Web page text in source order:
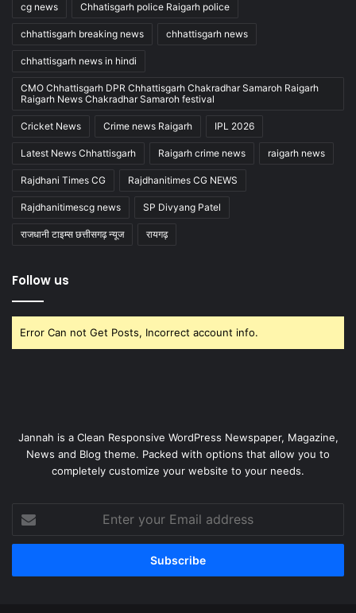
cg news Chhatisgarh police Raigarh police
chhattisgarh breaking news chhattisgarh news
chhattisgarh news in hindi
CMO Chhattisgarh DPR Chhattisgarh Chakradhar Samaroh Raigarh
Raigarh News Chakradhar Samaroh festival
Cricket News Crime news Raigarh IPL 2026
Latest News Chhattisgarh Raigarh crime news raigarh news
Rajdhani Times CG Rajdhanitimes CG NEWS
Rajdhanitimescg news SP Divyang Patel
राजधानी टाइम्स छत्तीसगढ़ न्यूज रायगढ़
Follow us
Error Can not Get Posts, Incorrect account info.
Jannah is a Clean Responsive WordPress Newspaper, Magazine,
News and Blog theme. Packed with options that allow you to
completely customize your website to your needs.
your
Email